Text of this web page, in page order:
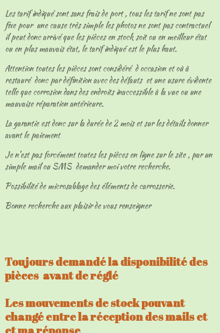
Les tarif indiqué sont sans frais de port , tous les tarif ne sont pas
fixe pour une cause très simple les photos ne sont pas contractuel
il peut donc arrivé que les pièces en stock soit ou en meilleur état
ou en plus mauvais état, le tarif indiqué est le plus haut.
Attention toutes les pièces sont considéré d occasion et où à
restauré donc par définition avec des défauts et une usure évidente
telle que corrosion dans des endroits inaccessible à la vue ou une
mauvaise réparation antérieure.
La garantie est donc sur la durée de 2 mois et sur les détails donner
avant le paiement
Je n'est pas forcément toutes les pièces en ligne sur le site , par un
simple mail ou SMS demander moi votre recherche.
Possibilité de microsablage des éléments de carrosserie.
Bonne recherche aux plaisir de vous renseigner
Toujours demandé la disponibilité des
pièces avant de réglé
Les mouvements de stock pouvant
changé entre la réception des mails et